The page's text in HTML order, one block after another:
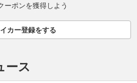
ーポンを獲得しよう
カー登録をする
ース